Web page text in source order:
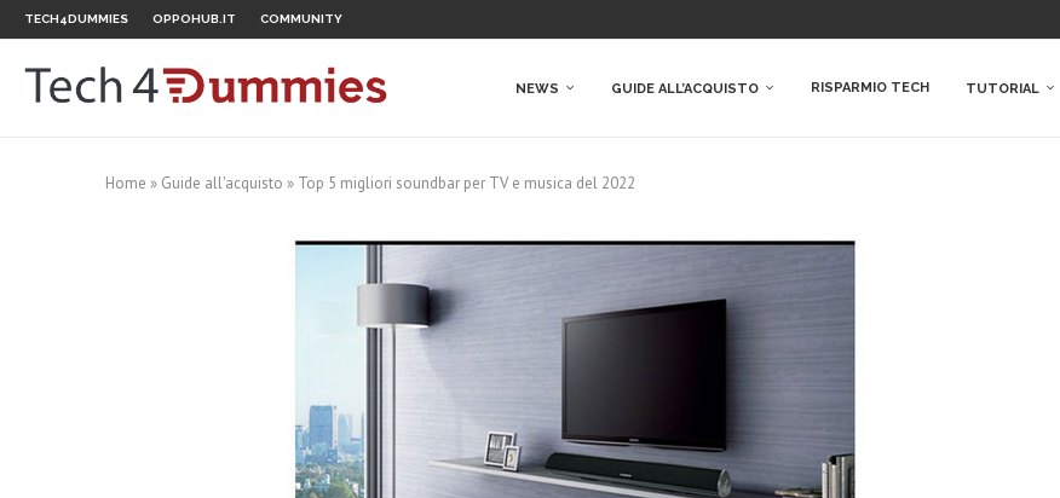
TECH4DUMMIES OPPOHUB.IT COMMUNITY
NEWS GUIDE ALL’ACQUISTO RISPARMIO TECH TUTORIAL
Home » Guide all'acquisto » Top 5 migliori soundbar per TV e musica del 2022